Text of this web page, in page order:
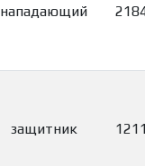
нападающий 2184
защитник 1211